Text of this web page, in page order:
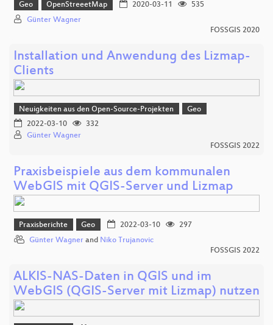
Geo OpenStreeetMap 2020-03-11
535
Günter Wagner
FOSSGIS 2020
Installation und Anwendung des Lizmap-
Clients
Neuigkeiten aus den Open-Source-Projekten
Geo
2022-03-10
332
Günter Wagner
FOSSGIS 2022
Praxisbeispiele aus dem kommunalen
WebGIS mit QGIS-Server und Lizmap
Praxisberichte Geo 2022-03-10
297
Günter Wagner and Niko Trujanovic
FOSSGIS 2022
ALKIS-NAS-Daten in QGIS und im
WebGIS (QGIS-Server mit Lizmap) nutzen